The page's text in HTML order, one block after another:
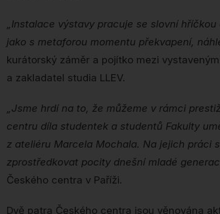
„Instalace výstavy pracuje se slovní
jako s metaforou momentu překvapení,
kurátorský záměr a pojítko mezi
a zakladatel studia LLEV.
„Jsme hrdí na to, že můžeme v rámci
centru díla studentek a studentů Fakulty
z ateliéru Marcela Mochala. Na jejich práci
zprostředkovat pocity dnešní mladé
Českého centra v Paříži.
Dvě patra Českého centra jsou věnována